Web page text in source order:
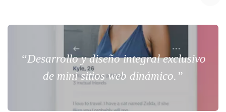
“Desarrollo y diseño integral exclusivo
de mini sitios web dinámico.”